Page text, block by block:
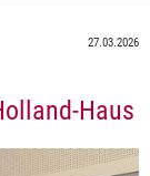
27.03.2026
Haus